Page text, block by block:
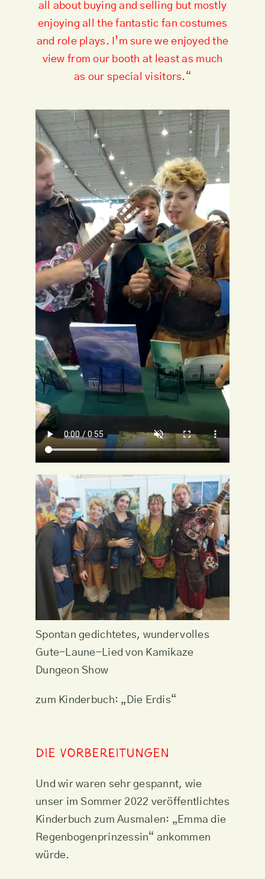
all about buying and selling but mostly
enjoying all the fantastic fan costumes
and role plays. I’m sure we enjoyed the
view from our booth at least as much
as our special visitors.“
Spontan gedichtetes, wundervolles
Gute-Laune-Lied von Kamikaze
Dungeon Show
zum Kinderbuch: „Die Erdis“
Die Vorbereitungen
Und wir waren sehr gespannt, wie
unser im Sommer 2022 veröffentlichtes
Kinderbuch zum Ausmalen: „Emma die
Regenbogenprinzessin“ ankommen
würde.